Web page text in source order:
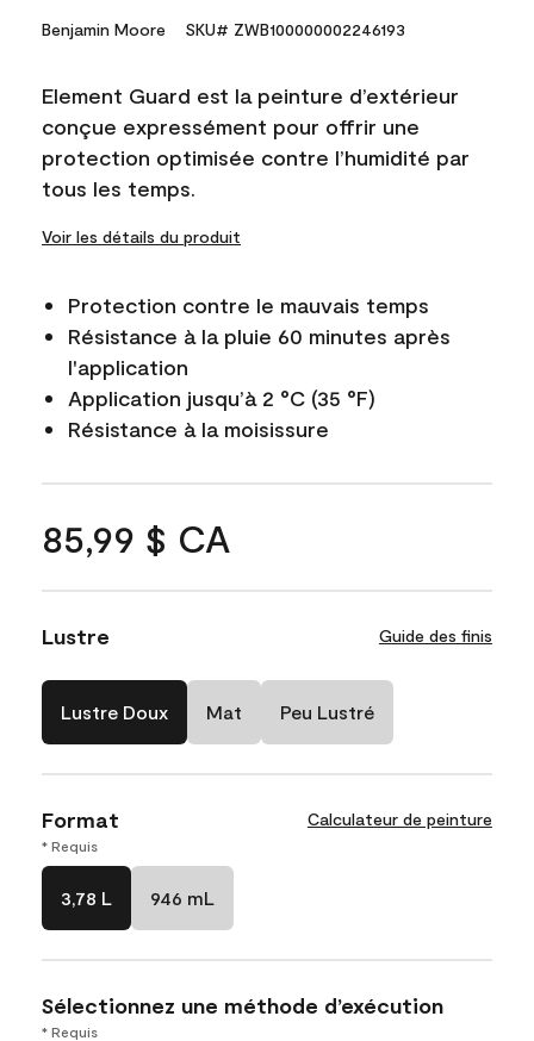
Benjamin Moore SKU# ZWB100000002246193
Element Guard est la peinture d’extérieur
conçue expressément pour offrir une
protection optimisée contre l’humidité par
tous les temps.
Voir les détails du produit
Protection contre le mauvais temps
Résistance à la pluie 60 minutes après
l'application
Application jusqu’à 2 °C (35 °F)
Résistance à la moisissure
85,99 $ CA
Lustre Guide des finis
Lustre Doux Mat Peu Lustré
Format Calculateur de peinture
* Requis
3,78 L 946 mL
Sélectionnez une méthode d’exécution
* Requis